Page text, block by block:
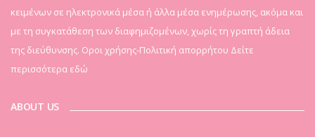
κειμένων σε ηλεκτρονικά μέσα ή άλλα μέσα ενημέρωσης, ακόμα και
με τη συγκατάθεση των διαφημιζομένων, χωρίς τη γραπτή άδεια
της διεύθυνσης. Οροι χρήσης-Πολιτική απορρήτου Δείτε
περισσότερα εδώ
ABOUT US